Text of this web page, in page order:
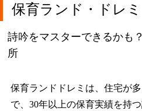
保育ランド・ドレミ
詩吟をマスターできるかも
所
保育ランドドレミは、住宅が
で、30年以上の保育実績を持